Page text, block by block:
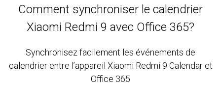
Comment synchroniser le calendrier
Xiaomi Redmi 9 avec Office 365?
Synchronisez facilement les événements de
calendrier entre l’appareil Xiaomi Redmi 9 Calendar et
Office 365